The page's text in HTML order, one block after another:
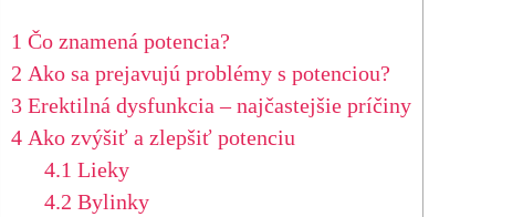
1 Čo znamená potencia?
2 Ako sa prejavujú problémy s potenciou?
3 Erektilná dysfunkcia – najčastejšie príčiny
4 Ako zvýšiť a zlepšiť potenciu
4.1 Lieky
4.2 Bylinky